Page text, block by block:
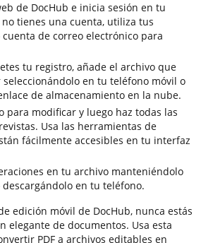
de DocHub e inicia sesión en tu
tienes una cuenta, utiliza tus
de correo electrónico para
tu registro, añade el archivo que
seleccionándolo en tu teléfono móvil o
de almacenamiento en la nube.
para modificar y luego haz todas las
Usa las herramientas de
fácilmente accesibles en tu interfaz
en tu archivo manteniéndolo
en tu teléfono.
edición móvil de DocHub, nunca estás
elegante de documentos. Usa esta
PDF a archivos editables en